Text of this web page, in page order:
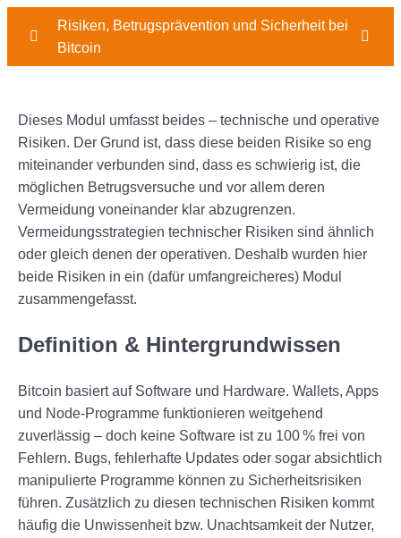
Modul 1: Regulatorische und steuerliche
Risiken
Modul 2: Markt- und Volatilitätsrisiken
Modul 3: Psychologische Risiken 0/4
Modul 4: Gegenparteirisiken 0/3
Modul 5: Technische und Operative Risiken
Definition und Hintergrundwissen
Beispiele
Strategien zur Vermeidung
Zusammenfassung 0/2
Risiken, Betrugsprävention und Sicherheit bei
Bitcoin
Dieses Modul umfasst beides – technische und operative
Risiken. Der Grund ist, dass diese beiden Risike so eng
miteinander verbunden sind, dass es schwierig ist, die
möglichen Betrugsversuche und vor allem deren
Vermeidung voneinander klar abzugrenzen.
Vermeidungsstrategien technischer Risiken sind ähnlich
oder gleich denen der operativen. Deshalb wurden hier
beide Risiken in ein (dafür umfangreicheres) Modul
zusammengefasst.
Definition & Hintergrundwissen
Bitcoin basiert auf Software und Hardware. Wallets, Apps
und Node-Programme funktionieren weitgehend
zuverlässig – doch keine Software ist zu 100 % frei von
Fehlern. Bugs, fehlerhafte Updates oder sogar absichtlich
manipulierte Programme können zu Sicherheitsrisiken
führen. Zusätzlich zu diesen technischen Risiken kommt
häufig die Unwissenheit bzw. Unachtsamkeit der Nutzer,